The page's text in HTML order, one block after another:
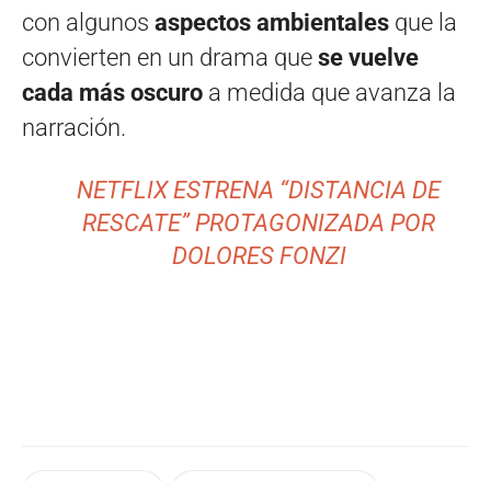
con algunos aspectos ambientales que la
convierten en un drama que se vuelve
cada más oscuro a medida que avanza la
narración.
NETFLIX ESTRENA “DISTANCIA DE
RESCATE” PROTAGONIZADA POR
DOLORES FONZI